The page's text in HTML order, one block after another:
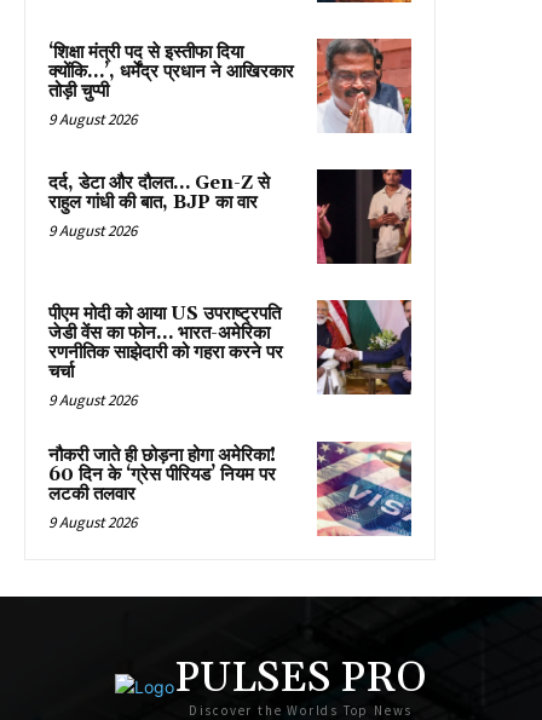
‘शिक्षा मंत्री पद से इस्तीफा दिया
क्योंकि…’, धर्मेंद्र प्रधान ने आखिरकार
तोड़ी चुप्पी
9 August 2026
दर्द, डेटा और दौलत… Gen-Z से
राहुल गांधी की बात, BJP का वार
9 August 2026
पीएम मोदी को आया US उपराष्ट्रपति
जेडी वेंस का फोन… भारत-अमेरिका
रणनीतिक साझेदारी को गहरा करने पर
चर्चा
9 August 2026
नौकरी जाते ही छोड़ना होगा अमेरिका!
60 दिन के ‘ग्रेस पीरियड’ नियम पर
लटकी तलवार
9 August 2026
PULSES PRO
Discover the Worlds Top News